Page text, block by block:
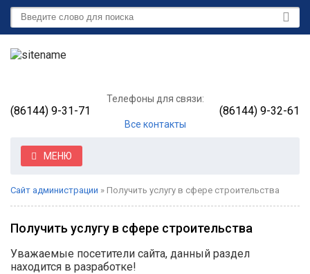
Телефоны для связи:
(86144) 9-31-71 (86144) 9-32-61
Все контакты
МЕНЮ
Сайт администрации » Получить услугу в сфере строительства
Получить услугу в сфере строительства
Уважаемые посетители сайта, данный раздел
находится в разработке!